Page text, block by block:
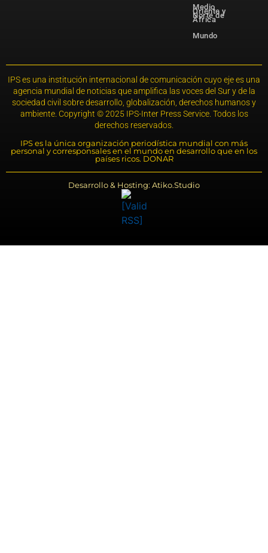
Medio
Oriente y
Norte de
África
Mundo
IPS es una institución internacional de comunicación cuyo eje es una
agencia mundial de noticias que amplifica las voces del Sur y de la
sociedad civil sobre desarrollo, globalización, derechos humanos y
ambiente. Copyright © 2025 IPS-Inter Press Service. Todos los
derechos reservados.
IPS es la única organización periodística mundial con más
personal y corresponsales en el mundo en desarrollo que en los
países ricos. DONAR
Desarrollo & Hosting: Atiko.Studio